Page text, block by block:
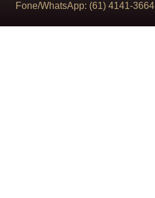
Fone/WhatsApp: (61) 4141-3664